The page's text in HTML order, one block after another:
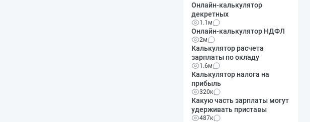
Онлайн-калькулятор
декретных
1.1м
Онлайн-калькулятор НДФЛ
2м
Калькулятор расчета
зарплаты по окладу
1.6м
Калькулятор налога на
прибыль
320к
Какую часть зарплаты могут
удерживать приставы
487к